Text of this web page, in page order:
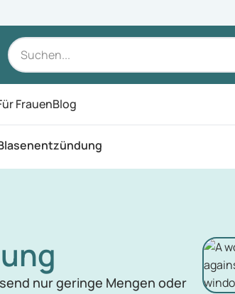
Menü
FrauenBlog
nur geringe Mengen oder